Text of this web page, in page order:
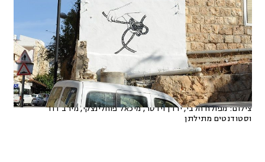
צילום:מפולח חלבי, ירדן וידסר, מיכאל פוחלינצקי, מירב דוד
וסטודנטים מתילתן